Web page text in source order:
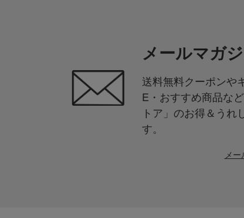
メールマガ
送料無料クーポンや
E・おすすめ商品な
トア」のお得＆うれ
す。
メ